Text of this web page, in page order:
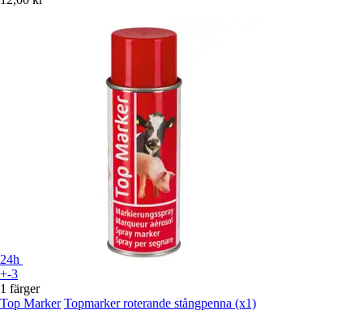
24h
+-3
1 färger
Top Marker Topmarker roterande stångpenna (x1)